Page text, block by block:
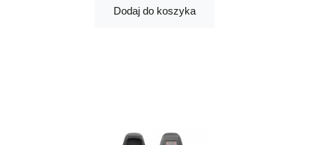
Dodaj do koszyka